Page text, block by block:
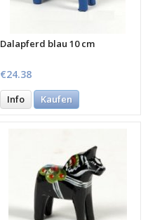
Dalapferd blau 10 cm
€24.38
Info Kaufen